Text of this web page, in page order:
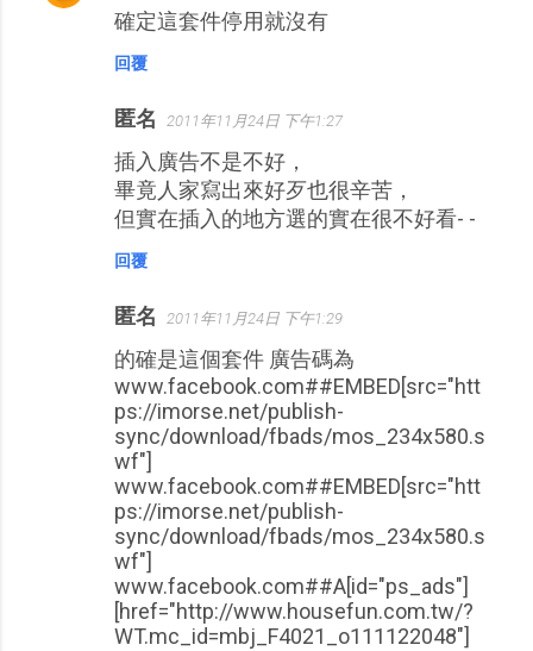
確定這套件停用就沒有
回覆
匿名 2011年11月24日 下午1:27
插入廣告不是不好，
畢竟人家寫出來好歹也很辛苦，
但實在插入的地方選的實在很不好看- -
回覆
匿名 2011年11月24日 下午1:29
的確是這個套件 廣告碼為
www.facebook.com##EMBED[src="htt
ps://imorse.net/publish-
sync/download/fbads/mos_234x580.s
wf"]
www.facebook.com##EMBED[src="htt
ps://imorse.net/publish-
sync/download/fbads/mos_234x580.s
wf"]
www.facebook.com##A[id="ps_ads"]
[href="http://www.housefun.com.tw/?
WT.mc_id=mbj_F4021_o111122048"]